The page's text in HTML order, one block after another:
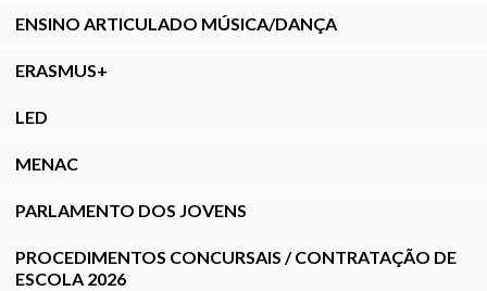
ENSINO ARTICULADO MÚSICA/DANÇA
ERASMUS+
LED
MENAC
PARLAMENTO DOS JOVENS
PROCEDIMENTOS CONCURSAIS / CONTRATAÇÃO DE
ESCOLA 2026